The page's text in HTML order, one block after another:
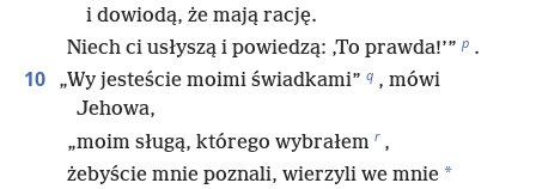
i dowiodą, że mają rację.
Niech ci usłyszą i powiedzą: ‚To prawda!’” p .
10 „Wy jesteście moimi świadkami” q , mówi
Jehowa,
„moim sługą, którego wybrałem r ,
żebyście mnie poznali, wierzyli we mnie *